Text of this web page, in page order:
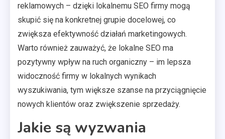
reklamowych – dzięki lokalnemu SEO firmy mogą
skupić się na konkretnej grupie docelowej, co
zwiększa efektywność działań marketingowych.
Warto również zauważyć, że lokalne SEO ma
pozytywny wpływ na ruch organiczny – im lepsza
widoczność firmy w lokalnych wynikach
wyszukiwania, tym większe szanse na przyciągnięcie
nowych klientów oraz zwiększenie sprzedaży.
Jakie są wyzwania